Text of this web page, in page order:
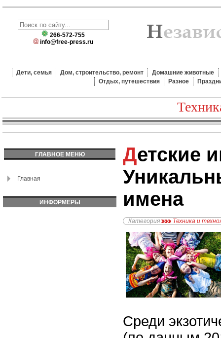
266-572-755
info@free-press.ru
Дети, семья Дом, строительство, ремонт
Домашние животные
Отдых, путешествия
Разное
ГЛАВНОЕ МЕНЮ
Главная
ИНФОРМЕРЫ
Детские имена.
имена
Категория Техника и
Среди